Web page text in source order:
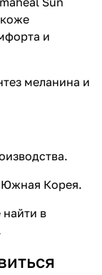
коже
и
меланина и
Южная Корея.
в